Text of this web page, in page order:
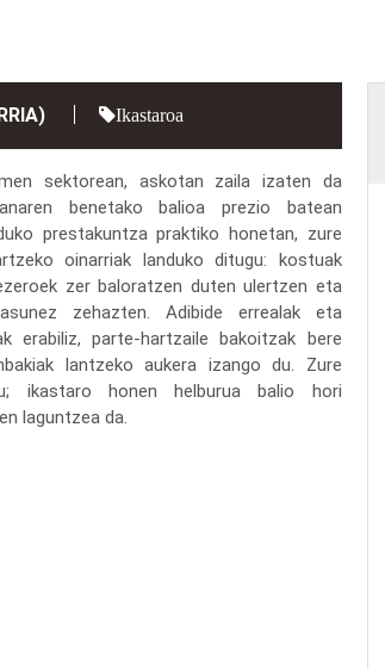
Ikastaroa
sektorean, askotan zaila izaten da
benetako balioa prezio batean
prestakuntza praktiko honetan, zure
oinarriak landuko ditugu: kostuak
zer baloratzen duten ulertzen eta
zehazten. Adibide errealak eta
erabiliz, parte-hartzaile bakoitzak bere
lantzeko aukera izango du. Zure
ikastaro honen helburua balio hori
laguntzea da.